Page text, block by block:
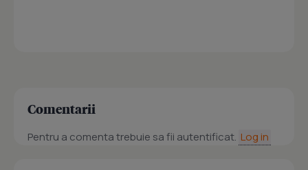
Comentarii
Pentru a comenta trebuie sa fii autentificat. Log in